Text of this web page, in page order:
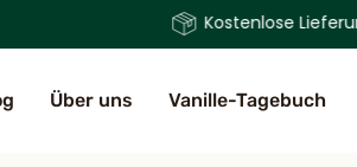
Kostenlose Lieferung
Über uns Vanille-Tagebuch